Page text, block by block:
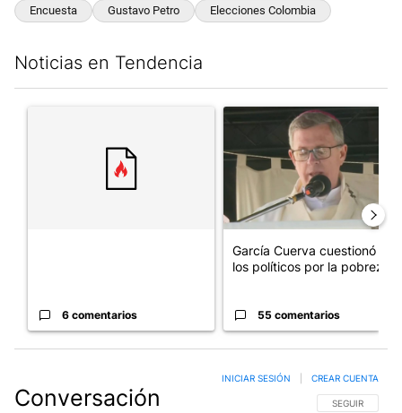
Encuesta Gustavo Petro Elecciones Colombia
Noticias en Tendencia
Un artículo de tendencia con el título "" con 6 comentarios.
6 comentarios
Un artículo de tendencia con
García Cuerva cuestionó a
los políticos por la pobreza
55 comentarios
Conversación SIGA ESTA
SEGUIR
INICIAR SESIÓN CREAR CUENTA